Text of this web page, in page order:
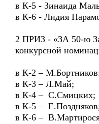
в К-5 - Зинаида
в К-6 - Лидия
2 ПРИЗ - «ЗА 50-ю
конкурсной
в К-2 –
в К-3 – Л.Май;
в К-4 – С.Смицких;
в К-5 –
в К-6 –